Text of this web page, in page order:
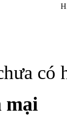
có
mại